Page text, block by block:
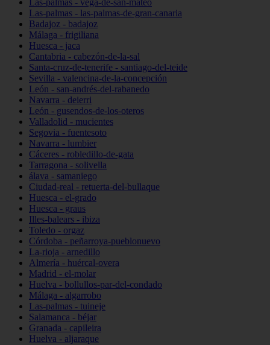
Las-palmas - vega-de-san-mateo
Las-palmas - las-palmas-de-gran-canaria
Badajoz - badajoz
Málaga - frigiliana
Huesca - jaca
Cantabria - cabezón-de-la-sal
Santa-cruz-de-tenerife - santiago-del-teide
Sevilla - valencina-de-la-concepción
León - san-andrés-del-rabanedo
Navarra - deierri
León - gusendos-de-los-oteros
Valladolid - mucientes
Segovia - fuentesoto
Navarra - lumbier
Cáceres - robledillo-de-gata
Tarragona - solivella
álava - samaniego
Ciudad-real - retuerta-del-bullaque
Huesca - el-grado
Huesca - graus
Illes-balears - ibiza
Toledo - orgaz
Córdoba - peñarroya-pueblonuevo
La-rioja - arnedillo
Almería - huércal-overa
Madrid - el-molar
Huelva - bollullos-par-del-condado
Málaga - algarrobo
Las-palmas - tuineje
Salamanca - béjar
Granada - capileira
Huelva - aljaraque